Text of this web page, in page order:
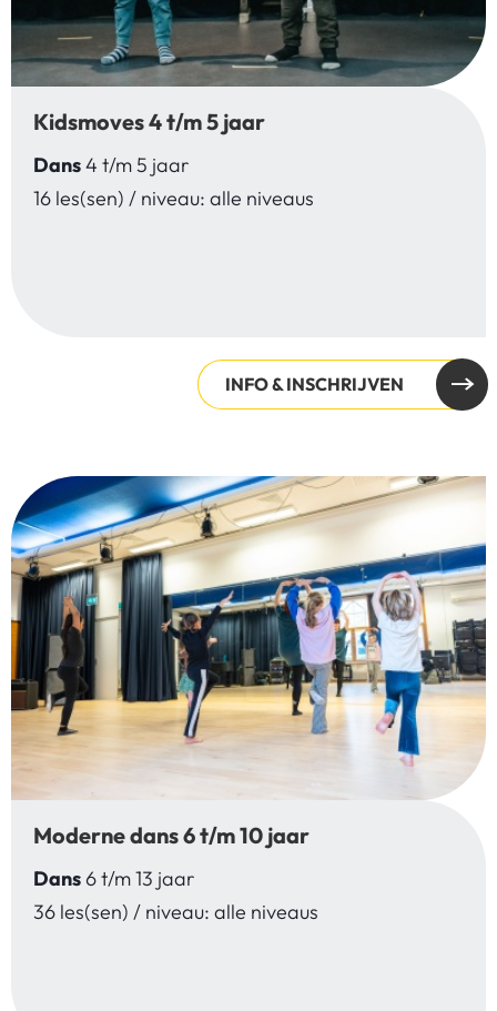
Kidsmoves 4 t/m 5 jaar
Dans4 t/m 5 jaar
16 les(sen) / niveau: alle niveaus
INFO & INSCHRIJVEN
Moderne dans 6 t/m 10 jaar
Dans6 t/m 13 jaar
36 les(sen) / niveau: alle niveaus